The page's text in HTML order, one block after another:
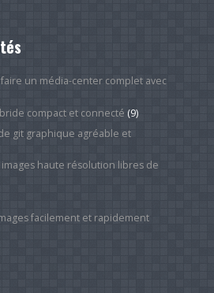
un média-center complet avec
compact et connecté (9)
git graphique agréable et
haute résolution libres de
facilement et rapidement